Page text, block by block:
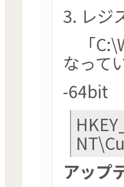
3. レジ
「
なって
-64bit
アップ